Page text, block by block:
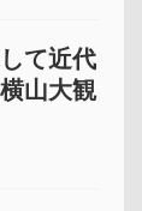
て近代
山大観